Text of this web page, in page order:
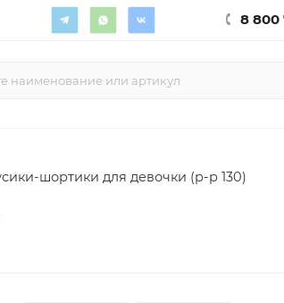
8 800
шортики для девочки (р-р 130)